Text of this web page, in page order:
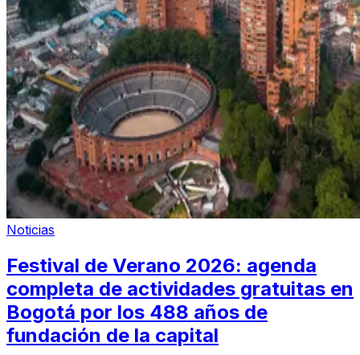
Noticias
Festival de Verano 2026: agenda
completa de actividades gratuitas en
Bogotá por los 488 años de
fundación de la capital